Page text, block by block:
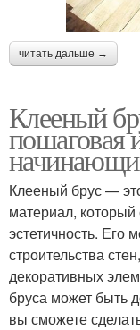
читать дальше →
Клееный
пошаговая
Клееный брус —
материал, который
эстетичность. Его
строительства
декоративных
бруса может быть
вы сможете